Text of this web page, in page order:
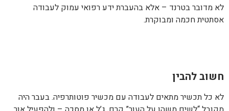
לא מדובר בטרנד – אלא בהעברת ידע רפואי עמוק לעבודה
אסתטית חכמה ומבוקרת.
חשוב להבין
לא כל תכשיר מתאים לעבודה עם מכשיר פוטותרפיה. בעבר היה